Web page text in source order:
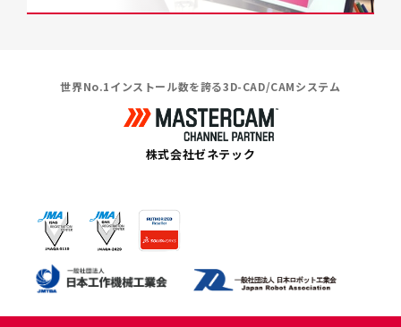
世界No.1インストール数を誇る3D-CAD/CAMシステム
株式会社ゼネテック